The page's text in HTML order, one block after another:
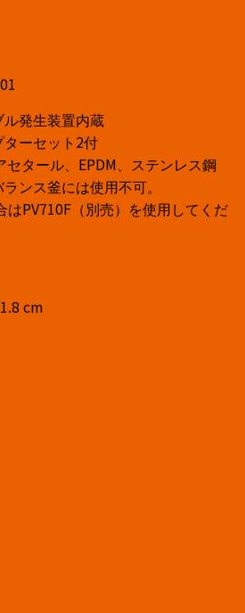
発生装置内蔵
ーセット2付
タール、EPDM、ステンレス鋼
ンス釜には使用不可。
はPV710F（別売）を使用してくだ
cm